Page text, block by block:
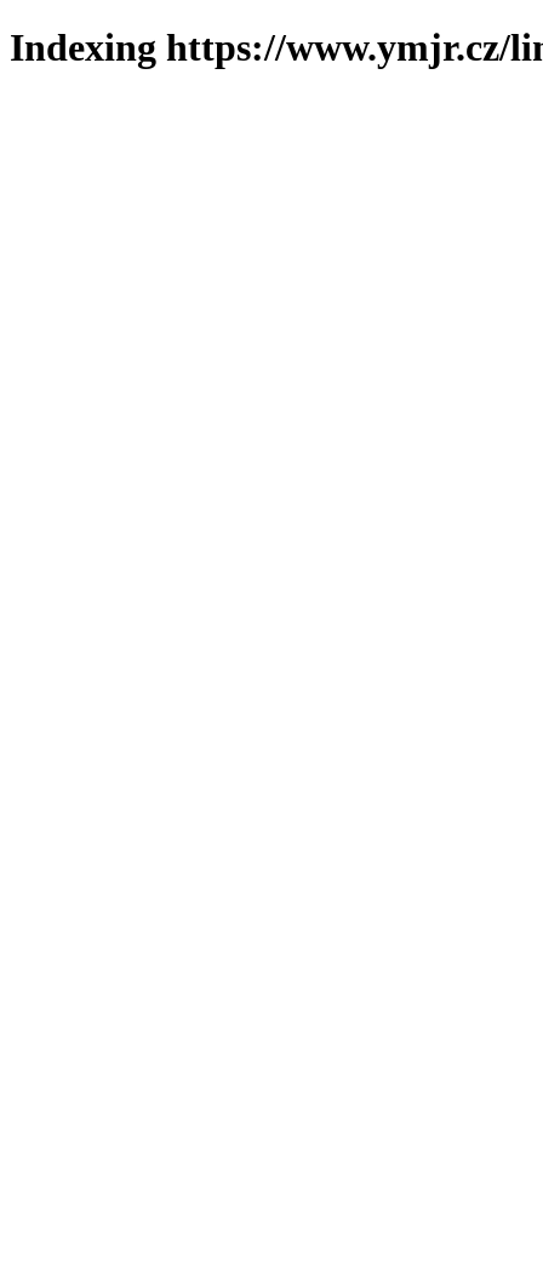
Indexing https://www.ymjr.cz/